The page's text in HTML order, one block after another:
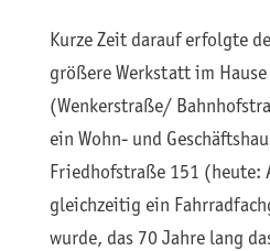
Kurze Zeit darauf erfolgte
größere Werkstatt im Hause
(Wenkerstraße/
ein Wohn- und
Friedhofstraße 151 (heute:
gleichzeitig ein
wurde, das 70 Jahre lang